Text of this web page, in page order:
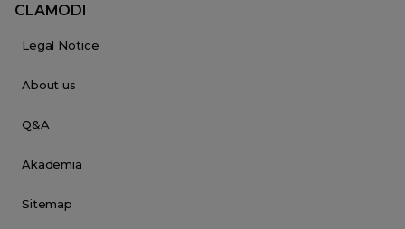
CLAMODI
Legal Notice
About us
Q&A
Akademia
Sitemap